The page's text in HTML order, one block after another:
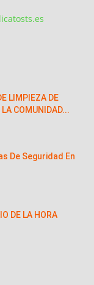
LIMPIEZA DE
LA COMUNIDAD...
De Seguridad En
DE LA HORA